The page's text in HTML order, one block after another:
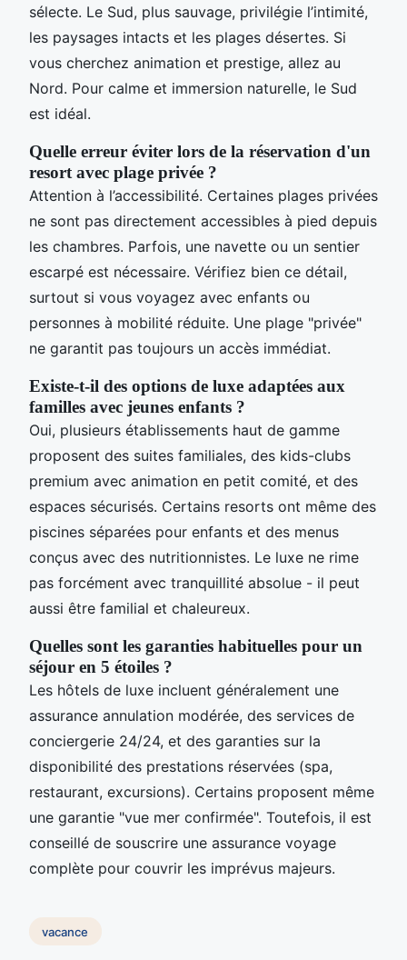
sélecte. Le Sud, plus sauvage, privilégie l’intimité,
les paysages intacts et les plages désertes. Si
vous cherchez animation et prestige, allez au
Nord. Pour calme et immersion naturelle, le Sud
est idéal.
Quelle erreur éviter lors de la réservation d'un
resort avec plage privée ?
Attention à l’accessibilité. Certaines plages privées
ne sont pas directement accessibles à pied depuis
les chambres. Parfois, une navette ou un sentier
escarpé est nécessaire. Vérifiez bien ce détail,
surtout si vous voyagez avec enfants ou
personnes à mobilité réduite. Une plage "privée"
ne garantit pas toujours un accès immédiat.
Existe-t-il des options de luxe adaptées aux
familles avec jeunes enfants ?
Oui, plusieurs établissements haut de gamme
proposent des suites familiales, des kids-clubs
premium avec animation en petit comité, et des
espaces sécurisés. Certains resorts ont même des
piscines séparées pour enfants et des menus
conçus avec des nutritionnistes. Le luxe ne rime
pas forcément avec tranquillité absolue - il peut
aussi être familial et chaleureux.
Quelles sont les garanties habituelles pour un
séjour en 5 étoiles ?
Les hôtels de luxe incluent généralement une
assurance annulation modérée, des services de
conciergerie 24/24, et des garanties sur la
disponibilité des prestations réservées (spa,
restaurant, excursions). Certains proposent même
une garantie "vue mer confirmée". Toutefois, il est
conseillé de souscrire une assurance voyage
complète pour couvrir les imprévus majeurs.
vacance